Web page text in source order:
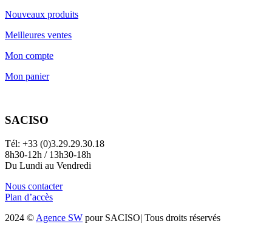
Nouveaux produits
Meilleures ventes
Mon compte
Mon panier
SACISO
Tél: +33 (0)3.29.29.30.18
8h30-12h / 13h30-18h
Du Lundi au Vendredi
Nous contacter
Plan d’accès
2024 © Agence SW pour SACISO| Tous droits réservés